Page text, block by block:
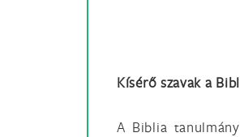
Kísérő szavak a
A Biblia